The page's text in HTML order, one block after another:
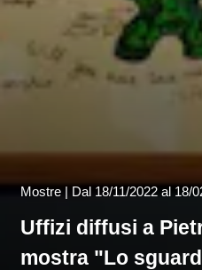
Mostre | Dal 18/11/2022 al 18/
Uffizi diffusi a
mostra "Lo